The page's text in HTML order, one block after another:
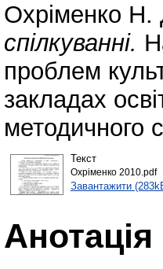
Охріменко Н.
спілкуванні.
проблем
закладах
методичного
Текст
Охріменко 2010.pdf
Завантажити
Анотація